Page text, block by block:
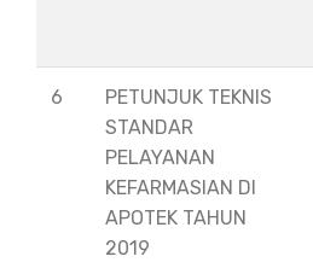
6
PETUNJUK TEKNIS
STANDAR
PELAYANAN
KEFARMASIAN DI
APOTEK TAHUN
2019